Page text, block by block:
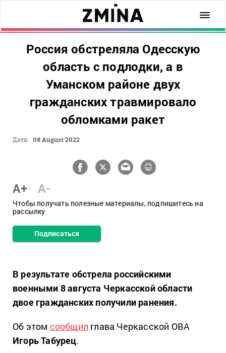
Россия обстреляла Одесскую
область с подлодки, а в
Уманском районе двух
гражданских травмировало
обломками ракет
Дата: 08 August 2022
A+ A-
Чтобы получать полезные материалы, подпишитесь на
рассылку
Подписаться
В результате обстрела российскими
военными 8 августа Черкасской области
двое гражданских получили ранения.
Об этом сообщил глава Черкасской ОВА
Игорь Табурец.